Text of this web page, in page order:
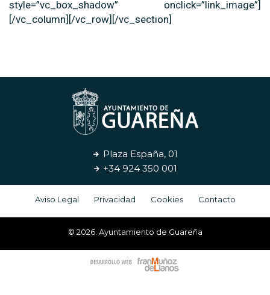
style=”vc_box_shadow” onclick=”link_image”]
[/vc_column][/vc_row][/vc_section]
Plaza España, 01
+34 924 350 001
Aviso Legal Privacidad Cookies Contacto
© 2026. Ayuntamiento de Guareña